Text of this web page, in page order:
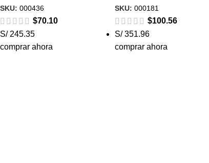
SKU: 000436
$70.10
S/ 245.35
comprar ahora
SKU: 000181
$100.56
S/ 351.96
comprar ahora